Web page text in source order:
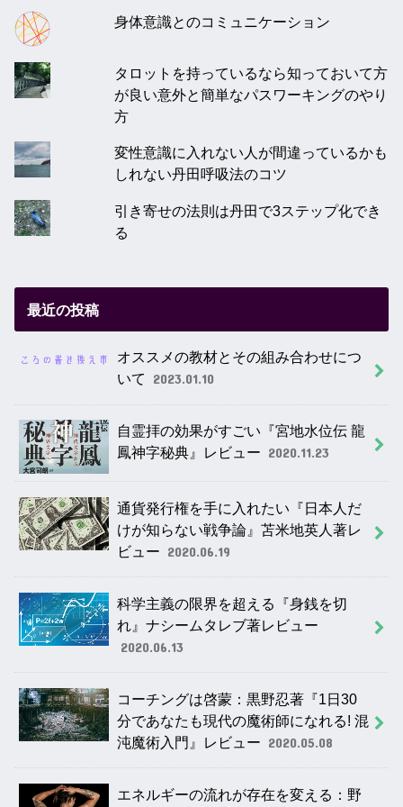
身体意識とのコミュニケーション
タロットを持っているなら知っておいて方
が良い意外と簡単なパスワーキングのやり
方
変性意識に入れない人が間違っているかも
しれない丹田呼吸法のコツ
引き寄せの法則は丹田で3ステップ化でき
る
最近の投稿
オススメの教材とその組み合わせにつ
いて
2023.01.10
自霊拝の効果がすごい『宮地水位伝 龍
鳳神字秘典』レビュー 2020.11.23
通貨発行権を手に入れたい『日本人だ
けが知らない戦争論』苫米地英人著レ
ビュー 2020.06.19
科学主義の限界を超える『身銭を切
れ』ナシームタレブ著レビュー
2020.06.13
コーチングは啓蒙：黒野忍著『1日30
分であなたも現代の魔術師になれる! 混
沌魔術入門』レビュー 2020.05.08
エネルギーの流れが存在を変える：野